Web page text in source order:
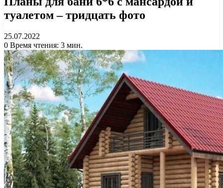
туалетом – тридцать фото
25.07.2022
0 Время чтения: 3 мин.